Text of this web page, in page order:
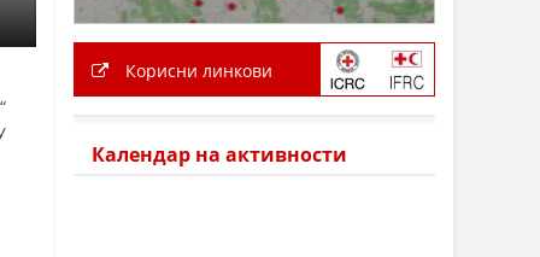
Корисни линкови
Календар на активности